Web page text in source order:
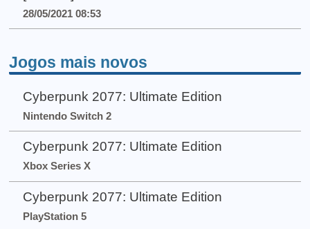
28/05/2021 08:53
Jogos mais novos
Cyberpunk 2077: Ultimate Edition
Nintendo Switch 2
Cyberpunk 2077: Ultimate Edition
Xbox Series X
Cyberpunk 2077: Ultimate Edition
PlayStation 5